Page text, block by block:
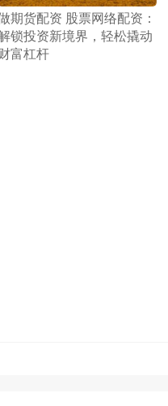
期货配资 股票网络配资：
锁投资新境界，轻松撬动
富杠杆